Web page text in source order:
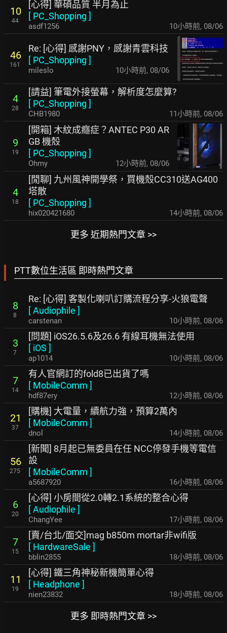
10
44
[心得] 華碩品質 半月為止
[ PC_Shopping ]
asdf1256 10小時前, 08/06
46
161
Re: [心得] 感謝PNY，感謝青雲科技
[ PC_Shopping ]
mileslo 10小時前, 08/06
4
28
[請益] 筆電外接螢幕，解析度怎麼算?
[ PC_Shopping ]
CHB1980 11小時前, 08/06
9
19
[開箱] 木紋成癮症？ANTEC P30 AR
GB 機殼
[ PC_Shopping ]
Ohmy 12小時前, 08/06
4
18
[閒聊] 九州風神開學祭，買機殼CC310送AG400
塔散
[ PC_Shopping ]
hix020421680 14小時前, 08/06
更多 近期熱門文章 >>
PTT數位生活區 即時熱門文章
8
8
Re: [心得] 客製化喇叭訂購流程分享-火狼電聲
[Audiophile ]
carstenan 10小時前, 08/06
3
7
[問題] iOS26.5.6及26.6 有線耳機無法使用
[ iOS ]
ap1014 10小時前, 08/06
7
14
有人官網訂的fold8已出貨了嗎
[ MobileComm ]
hdf87ery 12小時前, 08/06
21
37
[購機] 大電量，續航力強，預算2萬內
[ MobileComm ]
dnol 14小時前, 08/06
56
275
[新聞] 8月起已無委員在任 NCC停發手機等電信
設
[ MobileComm ]
a5687920 16小時前, 08/06
6
20
[心得] 小房間從2.0轉2.1系統的整合心得
[Audiophile ]
ChangYee 17小時前, 08/06
7
15
[賣/台北/面交]mag b850m mortar非wifi版
[ HardwareSale ]
bblin2855 18小時前, 08/06
11
19
[心得] 鐵三角神秘新機簡單心得
[ Headphone ]
nien23832 18小時前, 08/06
更多 即時熱門文章 >>